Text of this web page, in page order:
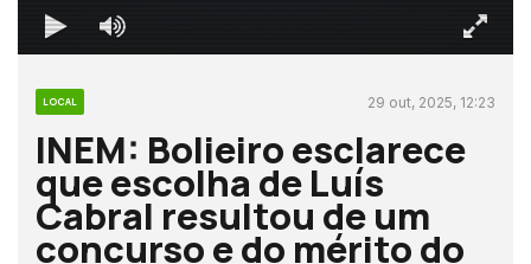
LOCAL 29 out, 2025, 12:23
INEM: Bolieiro esclarece
que escolha de Luís
Cabral resultou de um
concurso e do mérito do